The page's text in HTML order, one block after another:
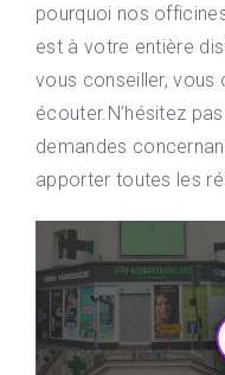
pourquoi nos
est à votre entière
vous conseiller, vous
écouter.N’hésitez
demandes
apporter toutes les